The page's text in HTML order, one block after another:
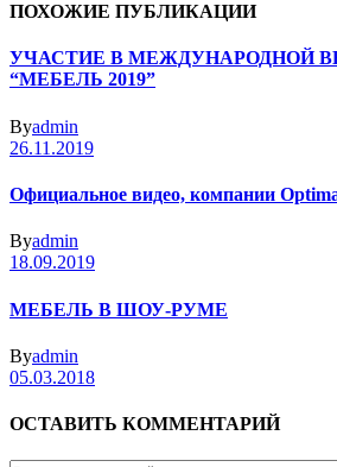
ПОХОЖИЕ ПУБЛИКАЦИИ
УЧАСТИЕ В МЕЖДУНАРОДНОЙ
“МЕБЕЛЬ 2019”
Byadmin
26.11.2019
Официальное видео, компании
Byadmin
18.09.2019
МЕБЕЛЬ В ШОУ-РУМЕ
Byadmin
05.03.2018
ОСТАВИТЬ КОММЕНТАРИЙ